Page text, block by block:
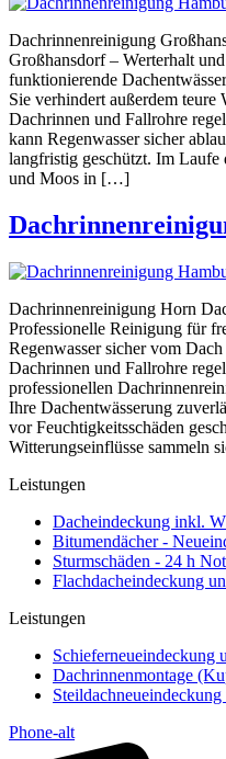
Dachrinnenreinigung
Großhansdorf – Werterhalt
funktionierende
Sie verhindert außerdem teure
Dachrinnen und Fallrohre
kann Regenwasser sicher
langfristig geschützt. Im Laufe
und Moos in […]
Dachrinnenreinigung Horn
Professionelle Reinigung für
Regenwasser sicher vom
Dachrinnen und Fallrohre
professionellen
Ihre Dachentwässerung
vor Feuchtigkeitsschäden
Witterungseinflüsse sammeln
Leistungen
Dacheindeckung inkl.
Bitumendächer -
Sturmschäden - 24 h
Flachdacheindeckung
Leistungen
Schieferneueindeckung
Dachrinnenmontage
Phone-alt